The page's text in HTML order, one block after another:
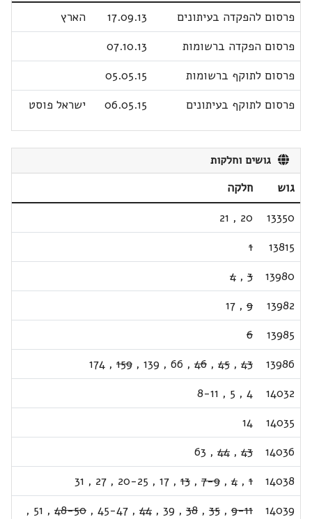
פרסום להפקדה בעיתונים
17.09.13
הארץ
פרסום הפקדה ברשומות
07.10.13
פרסום לתוקף ברשומות
05.05.15
פרסום לתוקף בעיתונים
06.05.15 ישראל פוסט
גושים וחלקות
גוש
חלקה
13350
20
,
21
13815
1
13980
3
,
4
13982
9
,
17
13985
6
13986
43
,
45
,
46
,
66
,
139
,
159
,
174
14032
4
,
5
,
8-11
14035
14
14036
43
,
44
,
63
14038
1
,
4
,
7-9
,
13
,
17
,
20-25
,
27
,
31
14039
9-11
,
35
,
38
,
39
,
44
,
45-47
,
48-50
,
51
,